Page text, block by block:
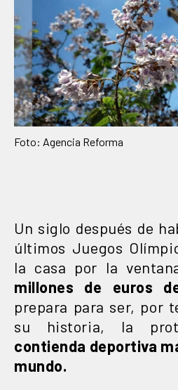
Foto: Agencia Reforma
Un siglo después de
últimos Juegos
la casa por la
millones de euros
prepara para ser, por
su historia, la
contienda deportiva
mundo.